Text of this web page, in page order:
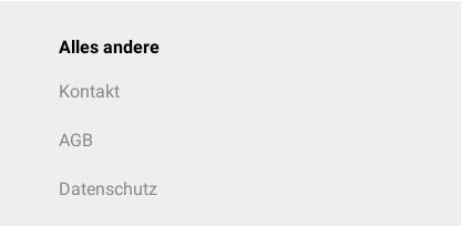
Alles andere
Kontakt
AGB
Datenschutz